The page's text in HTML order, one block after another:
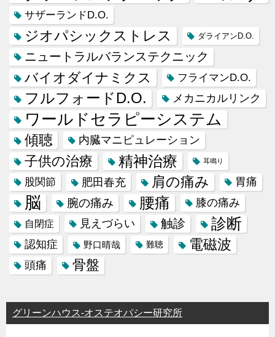
サザーランドD.O.
ジオパシックストレス ダライアンD.O.
ニュートラルバランステクニック
バイオダイナミクス フライマンD.O.
フルフォードD.O. メカニカルリンク
ワールドセラピーシステム
傾聴 内臓マニピュレーション
子供の治療 精神治療 耳鳴り
股関節 肥田春充 肩の痛み 胃痛
脳 腕の痛み 腰痛 膝の痛み
自閉症 見えづらい 触診 診断
認知症 野口晴哉 難聴 電磁波
頭痛 骨盤
グリーンハウス-オステオパシー研究所